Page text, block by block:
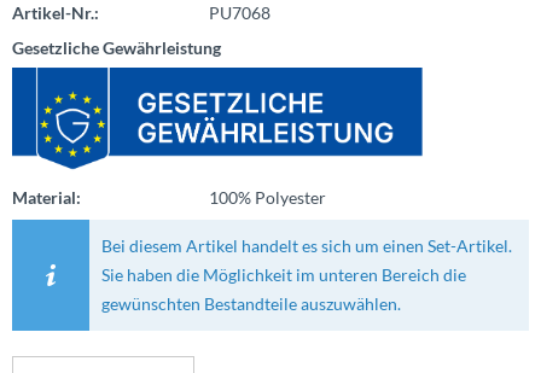
Artikel-Nr.:
PU7068
Gesetzliche Gewährleistung
Material: 100% Polyester
Bei diesem Artikel handelt es sich um einen Set-Artikel.
Sie haben die Möglichkeit im unteren Bereich die
gewünschten Bestandteile auszuwählen.